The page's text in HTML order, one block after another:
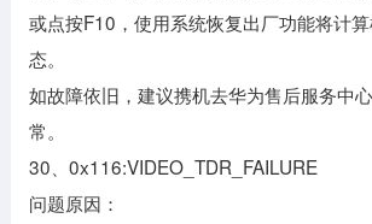
或点按F10，使用系统恢复出厂功能将计
态。
如故障依旧，建议携机去华为售后服务中
常。
30、0x116:VIDEO_TDR_FAILURE
问题原因：